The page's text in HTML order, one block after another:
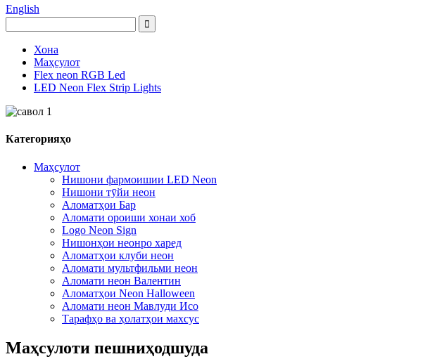
English
Хона
Маҳсулот
Flex neon RGB Led
LED Neon Flex Strip Lights
Категорияҳо
Маҳсулот
Нишони фармоишии LED Neon
Нишони тӯйи неон
Аломатҳои Бар
Аломати ороиши хонаи хоб
Logo Neon Sign
Нишонҳои неонро харед
Аломатҳои клуби неон
Аломати мультфильми неон
Аломати неон Валентин
Аломатҳои Neon Halloween
Аломати неон Мавлуди Исо
Тарафҳо ва ҳолатҳои махсус
Маҳсулоти пешниҳодшуда